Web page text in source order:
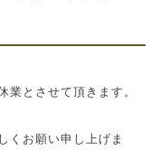
業とさせて頂きます。
くお願い申し上げま